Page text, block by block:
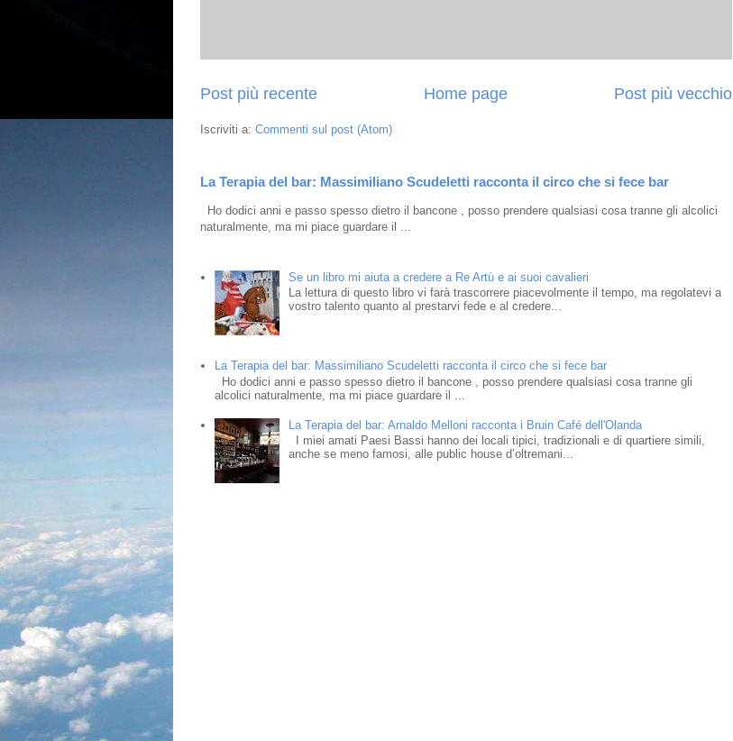
Post più recente Post più vecchio
Home page
Iscriviti a: Commenti sul post (Atom)
La Terapia del bar: Massimiliano Scudeletti racconta il circo che si fece bar
Ho dodici anni e passo spesso dietro il bancone , posso prendere qualsiasi cosa tranne gli alcolici
naturalmente, ma mi piace guardare il ...
Se un libro mi aiuta a credere a Re Artù e ai suoi cavalieri
La lettura di questo libro vi farà trascorrere piacevolmente il tempo, ma regolatevi a
vostro talento quanto al prestarvi fede e al credere...
La Terapia del bar: Massimiliano Scudeletti racconta il circo che si fece bar
Ho dodici anni e passo spesso dietro il bancone , posso prendere qualsiasi cosa tranne gli
alcolici naturalmente, ma mi piace guardare il ...
La Terapia del bar: Arnaldo Melloni racconta i Bruin Café dell'Olanda
I miei amati Paesi Bassi hanno dei locali tipici, tradizionali e di quartiere simili,
anche se meno famosi, alle public house d’oltremani...